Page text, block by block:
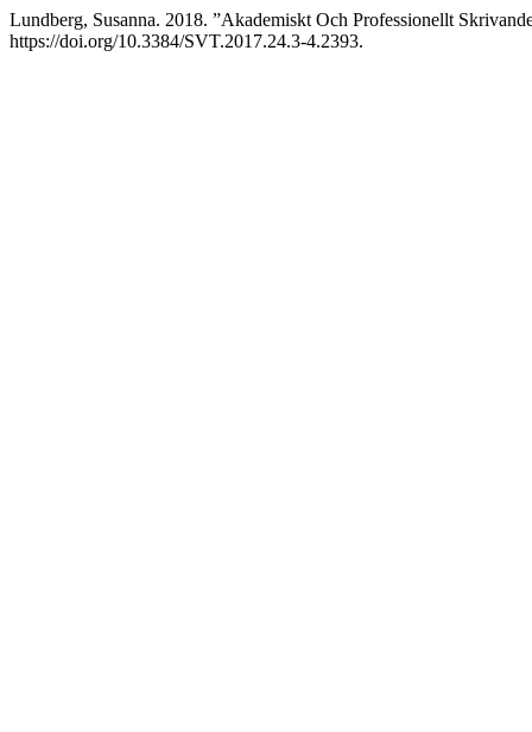
Lundberg, Susanna. 2018. ”Akademiskt Och Professionellt
https://doi.org/10.3384/SVT.2017.24.3-4.2393.